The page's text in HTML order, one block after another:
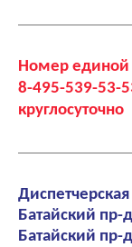
Номер единой
8-495-539-53-
круглосуточно
Батайский пр-
Батайский пр-